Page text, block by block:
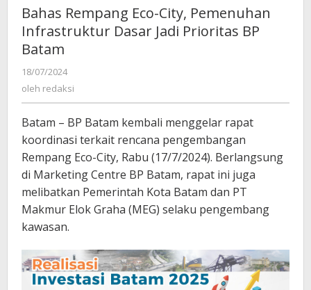
Pemenuhan
Infrastruktur
Dasar
Bahas Rempang Eco-City, Pemenuhan
Infrastruktur Dasar Jadi Prioritas BP
Batam
18/07/2024
redaksi
oleh redaksi
Batam – BP Batam kembali menggelar rapat
koordinasi terkait rencana pengembangan
Rempang Eco-City, Rabu (17/7/2024). Berlangsung
di Marketing Centre BP Batam, rapat ini juga
melibatkan Pemerintah Kota Batam dan PT
Makmur Elok Graha (MEG) selaku pengembang
kawasan.